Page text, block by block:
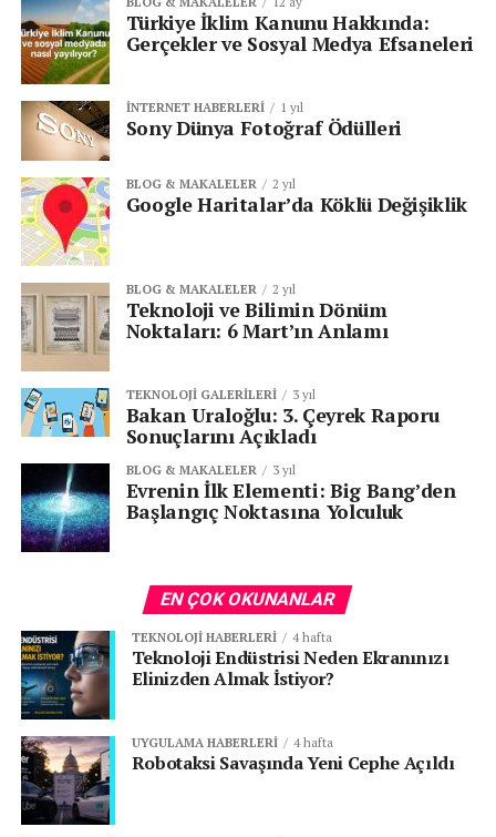
Sonsuza Kadar Havada Kalabilen Drone’lar!
ÖNCEKI
Superbrands Türkiye 2022 Açıklandı!
Türkiye İklim Kanunu Hakkında:
Gerçekler ve Sosyal Medya Efsaneleri
İNTERNET HABERLERI 1 yıl
Sony Dünya Fotoğraf Ödülleri
BLOG & MAKALELER 2 yıl
Google Haritalar’da Köklü Değişiklik
BLOG & MAKALELER 2 yıl
Teknoloji ve Bilimin Dönüm
Noktaları: 6 Mart’ın Anlamı
TEKNOLOJI GALERILERI 3 yıl
Bakan Uraloğlu: 3. Çeyrek Raporu
Sonuçlarını Açıkladı
BLOG & MAKALELER 3 yıl
Evrenin İlk Elementi: Big Bang’den
Başlangıç Noktasına Yolculuk
EN ÇOK OKUNANLAR
TEKNOLOJI HABERLERI 4 hafta
Teknoloji Endüstrisi Neden Ekranınızı
Elinizden Almak İstiyor?
UYGULAMA HABERLERI 4 hafta
Robotaksi Savaşında Yeni Cephe Açıldı